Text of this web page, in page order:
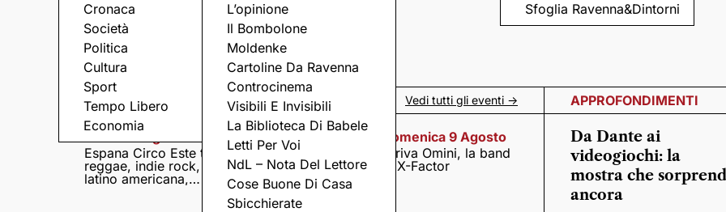
Cronaca
Società
Politica
Cultura
Sport
Tempo Libero
Economia
L’opinione
Il Bombolone
Moldenke
Cartoline Da Ravenna
Controcinema
Visibili E Invisibili
La Biblioteca Di Babele
Letti Per Voi
NdL – Nota Del Lettore
Cose Buone Di Casa
Sbicchierate
Sfoglia Ravenna&Dintorni
Eventi a Ravenna e dintorni Vedi tutti gli eventi ->
Espana Circo Este tra
reggae, indie rock,
latino americana,
Domenica 9 Agosto
Hernandez &
Sampedro presentano
il nuovo album
Lumina
Domenica 9 Agosto
Arriva Omini, la band
di X-Factor
APPROFONDIMENTI
Da Dante ai
videogiochi: la
mostra che
ancora